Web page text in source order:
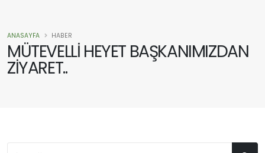
MÜTEVELLİ HEYET BAŞKANIMIZDAN
ZİYARET..
ANASAYFA HABER